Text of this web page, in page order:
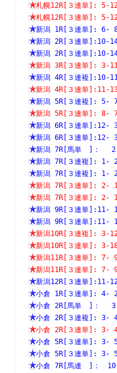
札幌12R[３連単]: 5-
札幌12R[３連単]: 5-
新潟 1R[３連単]:
新潟 2R[３連単
新潟 2R[３連単
新潟 3R[３連
新潟 4R[３連複
新潟 4R[３連単
新潟 5R[３連複]:
新潟 5R[３連単]:
新潟 6R[３連単
新潟 6R[３連単
新潟 7R[馬単　
新潟 7R[３連
新潟 7R[３連複
新潟 7R[３連単
新潟 7R[３連単
新潟 9R[３連単]:11-
新潟 9R[３連単]:11-
新潟10R[３連複]: 3-
新潟10R[３連単]: 3-
新潟11R[３連単]: 7-
新潟11R[３連単]: 7-
新潟12R[３連単
小倉 1R[３連単]:
小倉 2R[馬単　]
小倉 2R[３連複]:
小倉 2R[３連単]:
小倉 5R[３連単
小倉 5R[３連単]:
小倉 7R[馬連　]